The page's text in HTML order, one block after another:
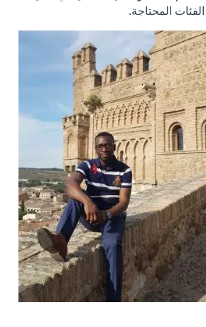
المحتاجة.